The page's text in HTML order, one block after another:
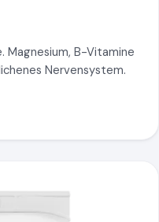
Magnesium, B-Vitamine
Nervensystem.